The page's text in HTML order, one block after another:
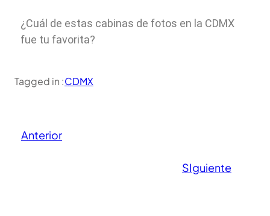
¿Cuál de estas cabinas de fotos en la CDMX
fue tu favorita?
Tagged in :CDMX
Anterior
SIguiente